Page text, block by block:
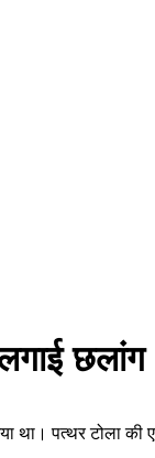
छलांग
था। पत्थर टोला